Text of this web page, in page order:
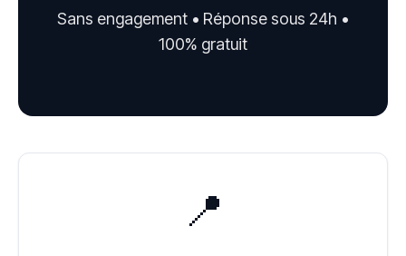
Sans engagement • Réponse sous 24h •
100% gratuit
📍